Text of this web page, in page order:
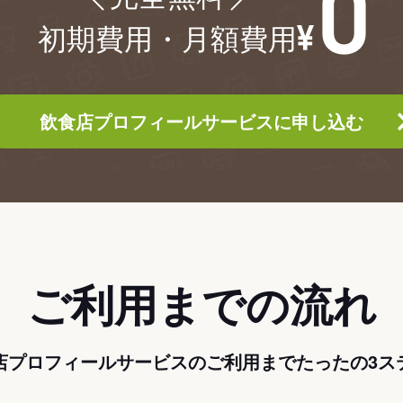
初期費用・月額費用
飲食店プロフィールサービスに申し込む
ご利用までの流れ
プロフィールサービスのご利用までたったの3ス